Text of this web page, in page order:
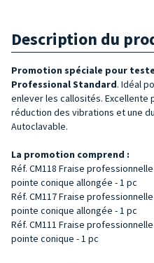
Description du
Promotion spéciale pour
Professional Standard. Idéal
enlever les callosités. Excellente
réduction des vibrations et une
Autoclavable.
La promotion comprend :
Réf. CM118 Fraise
pointe conique allongée - 1 pc
Réf. CM117Fraise
pointe conique allongée - 1 pc
Réf. CM111 Fraise
pointe conique - 1 pc